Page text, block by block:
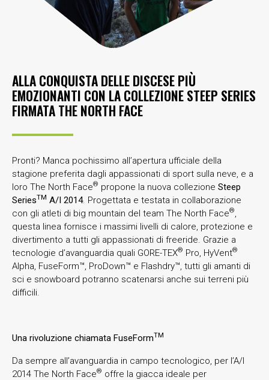
ALLA CONQUISTA DELLE DISCESE PIÙ
EMOZIONANTI CON LA COLLEZIONE STEEP SERIES
FIRMATA THE NORTH FACE
Pronti? Manca pochissimo all’apertura ufficiale della
stagione preferita dagli appassionati di sport sulla neve, e a
loro The North Face® propone la nuova collezione Steep
SeriesTM A/I 2014. Progettata e testata in collaborazione
con gli atleti di big mountain del team The North Face®,
questa linea fornisce i massimi livelli di calore, protezione e
divertimento a tutti gli appassionati di freeride. Grazie a
tecnologie d’avanguardia quali GORE-TEX® Pro, HyVent®
Alpha, FuseForm™, ProDown™ e Flashdry™, tutti gli amanti di
sci e snowboard potranno scatenarsi anche sui terreni più
difficili.
Una rivoluzione chiamata FuseFormTM
Da sempre all’avanguardia in campo tecnologico, per l’A/I
2014 The North Face® offre la giacca ideale per